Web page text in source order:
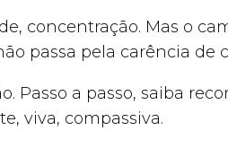
concentração. Mas o
passa pela carência de
Passo a passo, saiba
viva, compassiva.